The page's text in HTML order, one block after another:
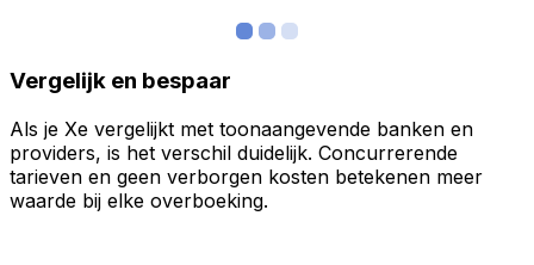
Vergelijk en bespaar
Als je Xe vergelijkt met toonaangevende banken en
providers, is het verschil duidelijk. Concurrerende
tarieven en geen verborgen kosten betekenen meer
waarde bij elke overboeking.